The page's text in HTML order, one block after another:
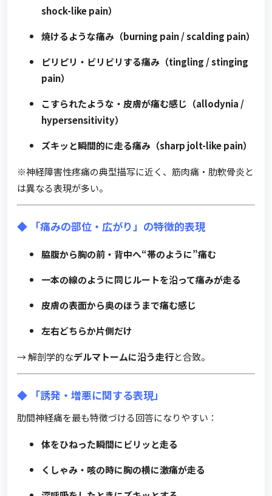
shock-like pain）
焼けるような痛み（burning pain / scalding pain）
ピリピリ・ビリビリする痛み（tingling / stinging
pain）
こすられたような・皮膚が痛む感じ（allodynia /
hypersensitivity）
ズキッと瞬間的に走る痛み（sharp jolt-like pain）
※神経障害性疼痛の典型描写に近く、筋肉痛・肋軟骨炎と
は異なる表現が多い。
◆ 「痛みの部位・広がり」の特徴的表現
脇腹から胸の前・背中へ“帯のように”痛む
一本の線のように同じルートを沿って痛みが走る
皮膚の表面から奥のほうまで痛む感じ
左右どちらか片側だけ
→ 解剖学的なデルマトームに沿う走行と合致。
◆ 「誘発・増悪に関する表現」
肋間神経痛を最も特徴づける回答になりやすい：
体をひねった瞬間にビリッと走る
くしゃみ・咳の時に胸の横に激痛が走る